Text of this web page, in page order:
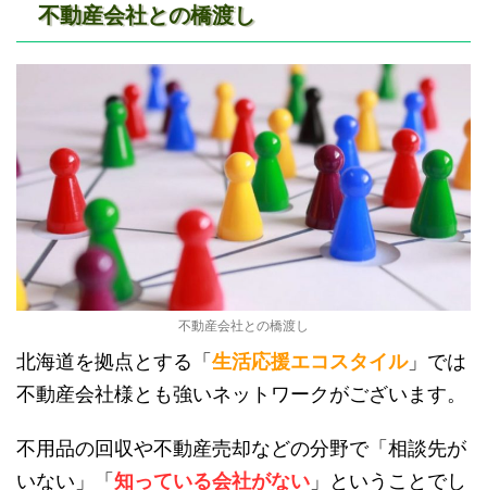
不動産会社との橋渡し
不動産会社との橋渡し
北海道を拠点とする「生活応援エコスタイル」では
不動産会社様とも強いネットワークがございます。
不用品の回収や不動産売却などの分野で「相談先が
いない」「知っている会社がない 」ということでし